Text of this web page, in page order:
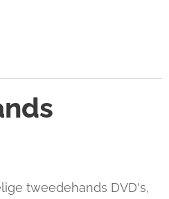
tweedehands DVD's,